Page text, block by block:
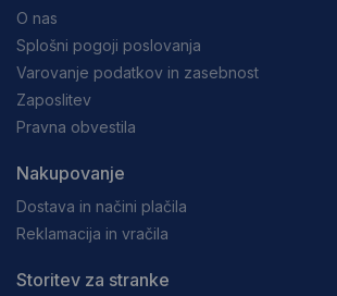
O nas
Splošni pogoji poslovanja
Varovanje podatkov in zasebnost
Zaposlitev
Pravna obvestila
Nakupovanje
Dostava in načini plačila
Reklamacija in vračila
Storitev za stranke